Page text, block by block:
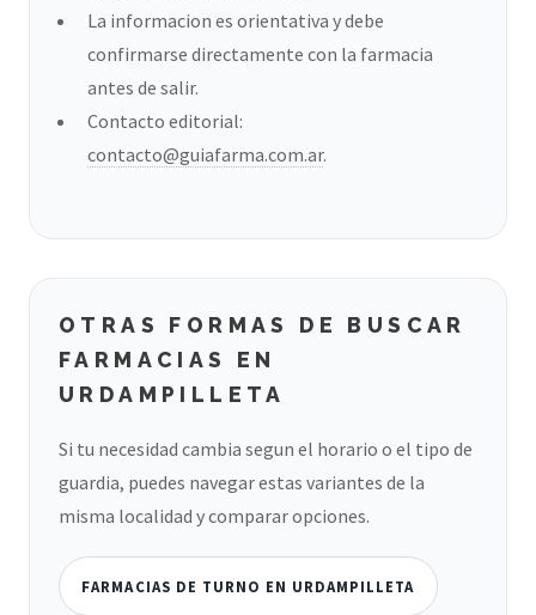
La informacion es orientativa y debe
confirmarse directamente con la farmacia
antes de salir.
Contacto editorial:
contacto@guiafarma.com.ar.
OTRAS FORMAS DE BUSCAR
FARMACIAS EN
URDAMPILLETA
Si tu necesidad cambia segun el horario o el tipo de
guardia, puedes navegar estas variantes de la
misma localidad y comparar opciones.
FARMACIAS DE TURNO EN URDAMPILLETA